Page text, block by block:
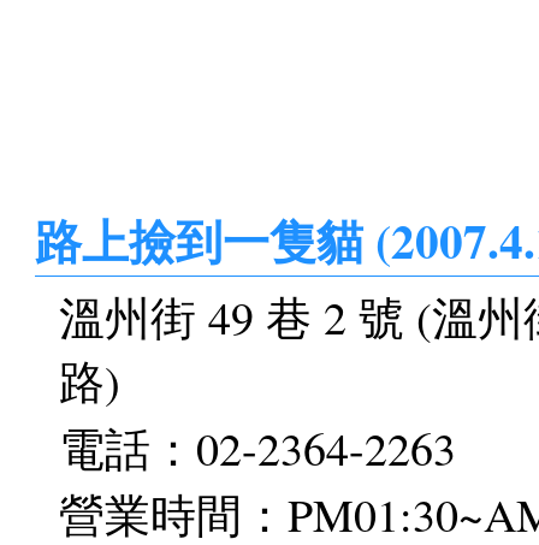
路上撿到一隻貓
溫州街 49 巷 2 號 (溫
路)
電話：02-2364-2263
營業時間：